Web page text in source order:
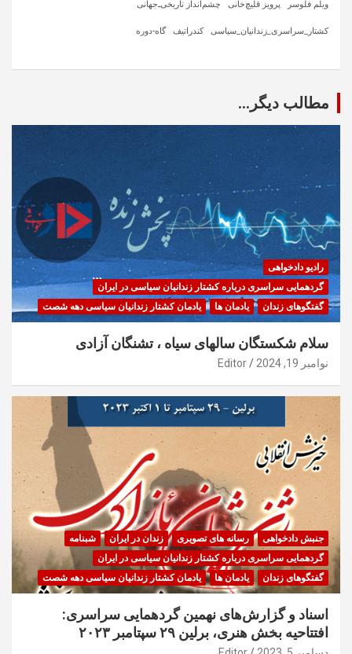
ویلم فلوسر پرویز قلیچ‌خانی چشم‌انداز تاریخی‌ـ‌جهانی
کشتار_سراسری_زندانیان_سیاسی کندراتیف گاه-دوره
مطالب دیگر...
رادیو دادخواهی
گردهمایی سراسری درباره کشتار زندانیان سیاسی در ایران
گفتگوهای زندان
یادمان ها یادمان کشتار زندانیان سیاسی دهه شصت
سلام شکستگان سالهای سیاه ، تشنگان آزادی
نوامبر 19, 2024 Editor
جنبش دادخواهی رسانه های تصویری زندان در ایران
شبنامه
گردهمایی سراسری درباره کشتار زندانیان سیاسی در ایران
گفتگوهای زندان
یادمان ها یادمان کشتار زندانیان سیاسی دهه شصت
اسناد و گزارش‌های نهمین گردهمایی سراسری:
افتتاحیه بخش هنری، برلین ۲۹ سپتامبر ۲۰۲۳